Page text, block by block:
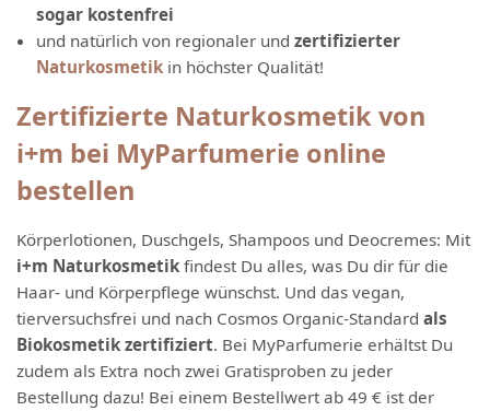
sogar kostenfrei
und natürlich von regionaler und zertifizierter
Naturkosmetik in höchster Qualität!
Zertifizierte Naturkosmetik von
i+m bei MyParfumerie online
bestellen
Körperlotionen, Duschgels, Shampoos und Deocremes: Mit
i+m Naturkosmetik findest Du alles, was Du dir für die
Haar- und Körperpflege wünschst. Und das vegan,
tierversuchsfrei und nach Cosmos Organic-Standard als
Biokosmetik zertifiziert. Bei MyParfumerie erhältst Du
zudem als Extra noch zwei Gratisproben zu jeder
Bestellung dazu! Bei einem Bestellwert ab 49 € ist der